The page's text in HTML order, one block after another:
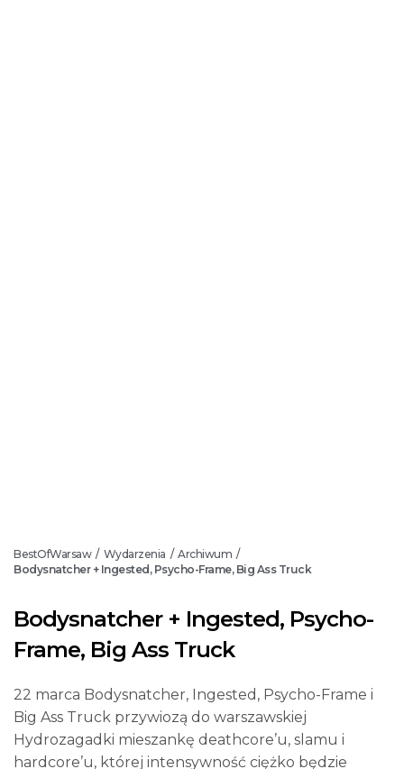
BestOfWarsaw / Wydarzenia / Archiwum /
Bodysnatcher + Ingested, Psycho-Frame, Big Ass Truck
Bodysnatcher + Ingested, Psycho-
Frame, Big Ass Truck
22 marca Bodysnatcher, Ingested, Psycho-Frame i
Big Ass Truck przywiozą do warszawskiej
Hydrozagadki mieszankę deathcore’u, slamu i
hardcore’u, której intensywność ciężko będzie